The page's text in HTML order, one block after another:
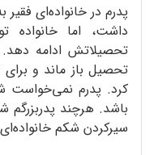
پدرم در خانواده‌ای
داشت، اما خانواده
تحصیلاتش ادامه دهد.
تحصیل باز ماند و
کرد. پدرم نمی‌خواست
باشد. هرچند
سیرکردن شکم